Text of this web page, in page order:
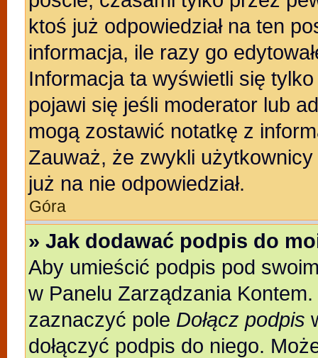
ktoś już odpowiedział na ten
informacja, ile razy go
Informacja ta wyświetli się
pojawi się jeśli moderator lub
mogą zostawić notatkę z
Zauważ, że zwykli
już na nie odpowiedział.
Góra
» Jak dodawać podpis do
Aby umieścić podpis pod
w Panelu Zarządzania
zaznaczyć pole Dołącz podpis
dołączyć podpis do niego.